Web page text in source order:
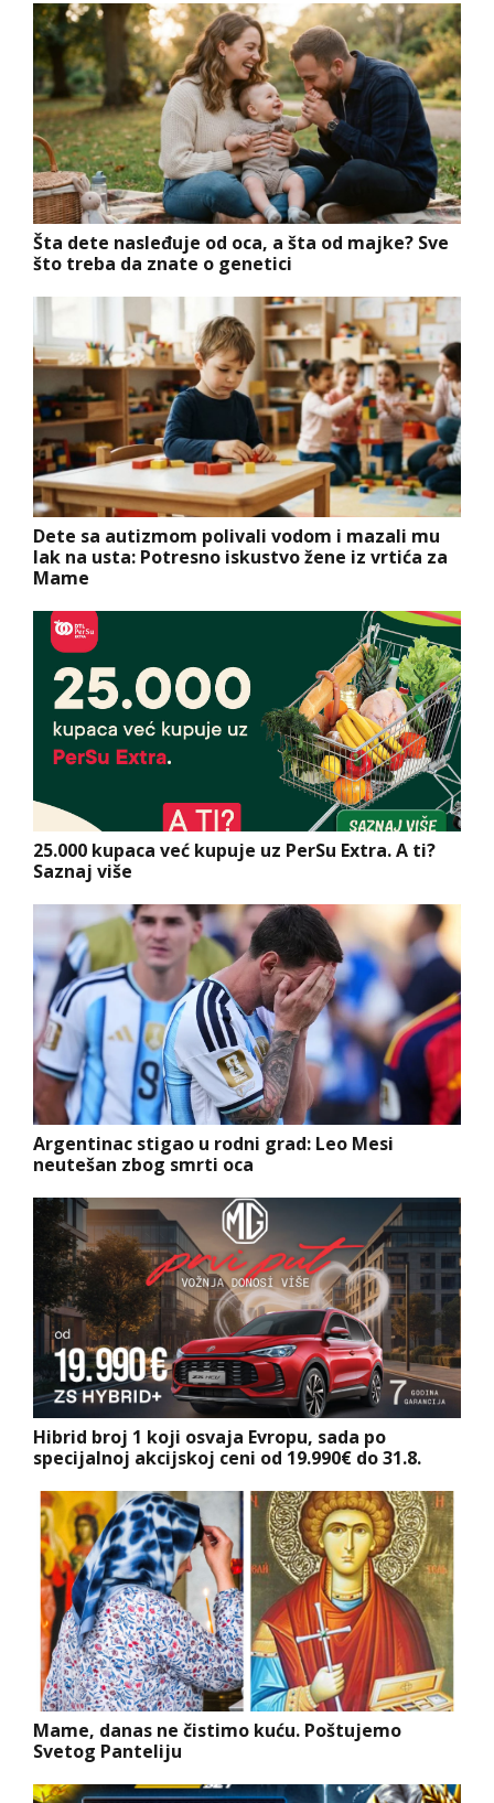
Šta dete nasleđuje od oca, a šta od majke? Sve
što treba da znate o genetici
Dete sa autizmom polivali vodom i mazali mu
lak na usta: Potresno iskustvo žene iz vrtića za
Mame
25.000 kupaca već kupuje uz PerSu Extra. A ti?
Saznaj više
Argentinac stigao u rodni grad: Leo Mesi
neutešan zbog smrti oca
Hibrid broj 1 koji osvaja Evropu, sada po
specijalnoj akcijskoj ceni od 19.990€ do 31.8.
Mame, danas ne čistimo kuću. Poštujemo
Svetog Panteliju